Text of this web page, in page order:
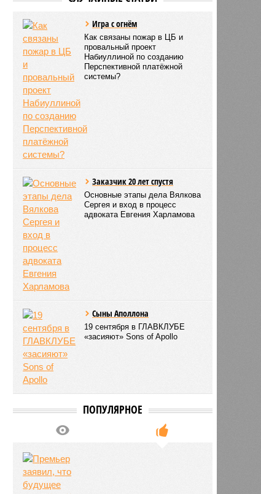
Игра с огнём
Как связаны пожар в ЦБ и
провальный проект
Набиуллиной по созданию
Перспективной платёжной
системы?
Заказчик 20 лет спустя
Основные этапы дела Вялкова
Сергея и вход в процесс
адвоката Евгения Харламова
Сыны Аполлона
19 сентября в ГЛАВКЛУБЕ
«засияют» Sons of Apollo
ПОПУЛЯРНОЕ